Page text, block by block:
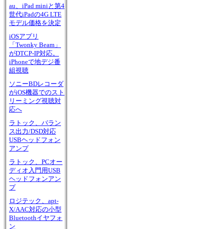
au、iPad miniと第4
世代iPadの4G LTE
モデル価格を決定
iOSアプリ
「Twonky Beam」
がDTCP-IP対応。
iPhoneで地デジ番
組視聴
ソニーBDレコーダ
がiOS機器でのスト
リーミング視聴対
応へ
ラトック、バラン
ス出力/DSD対応
USBヘッドフォン
アンプ
ラトック、PCオー
ディオ入門用USB
ヘッドフォンアン
プ
ロジテック、apt-
X/AAC対応の小型
Bluetoothイヤフォ
ン